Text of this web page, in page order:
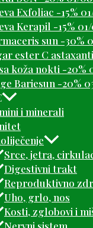
Exfoliac -15%
Kerapil -15%
sun -30%
ester C
koža nokti -20%
Bariesun -20%
i minerali
Srce, jetra,
Digestivni trakt
Reproduktivno
Uho, grlo, nos
Kosti, zglobovi i